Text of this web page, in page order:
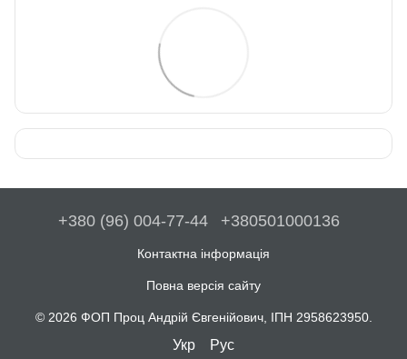
+380 (96) 004-77-44 +380501000136
Контактна інформація
Повна версія сайту
© 2026 ФОП Проц Андрій Євгенійович, ІПН 2958623950.
Укр Рус